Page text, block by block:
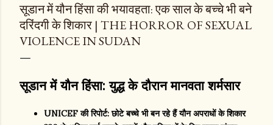
सूडान में यौन हिंसा की भयावहता: एक साल के बच्चे भी बने
दरिंदगी के शिकार | THE HORROR OF SEXUAL
VIOLENCE IN SUDAN
सूडान में यौन हिंसा: युद्ध के दौरान मानवता शर्मसार
UNICEF की रिपोर्ट: छोटे बच्चे भी बन रहे हैं यौन अपराधों के शिकार